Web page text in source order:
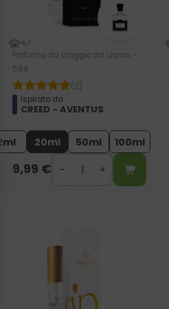
Profumo da viaggio da uomo –
689
(2)
Ispirato da:
CREED - AVENTUS
20ml 50ml 100ml
9,99 €